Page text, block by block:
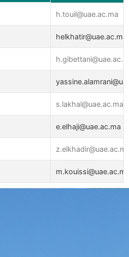
h.touil@uae.ac.ma
helkhatir@uae.ac.ma
s.lakhal@uae.ac.ma
e.elhaji@uae.ac.ma